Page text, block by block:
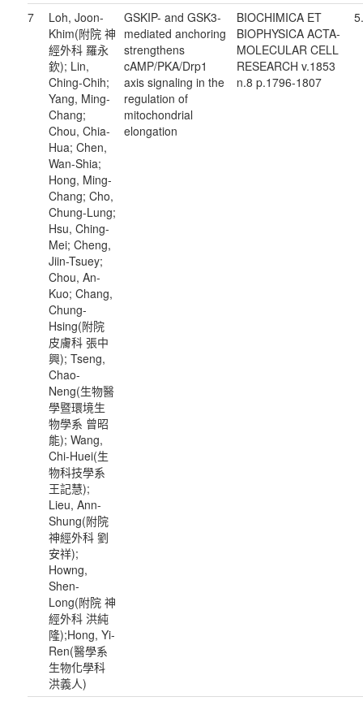
7
Loh, Joon-
Khim(附院 神
經外科 羅永
欽); Lin,
Ching-Chih;
Yang, Ming-
Chang;
Chou, Chia-
Hua; Chen,
Wan-Shia;
Hong, Ming-
Chang; Cho,
Chung-Lung;
Hsu, Ching-
Mei; Cheng,
Jiin-Tsuey;
Chou, An-
Kuo; Chang,
Chung-
Hsing(附院
皮膚科 張中
興); Tseng,
Chao-
Neng(生物醫
學暨環境生
物學系 曾昭
能); Wang,
Chi-Huei(生
物科技學系
王記慧);
Lieu, Ann-
Shung(附院
神經外科 劉
安祥);
Howng,
Shen-
Long(附院 神
經外科 洪純
隆);Hong, Yi-
Ren(醫學系
生物化學科
洪義人)
GSKIP- and GSK3-
mediated anchoring
strengthens
cAMP/PKA/Drp1
axis signaling in the
regulation of
mitochondrial
elongation
BIOCHIMICA ET
BIOPHYSICA ACTA-
MOLECULAR CELL
RESEARCH v.1853
n.8 p.1796-1807